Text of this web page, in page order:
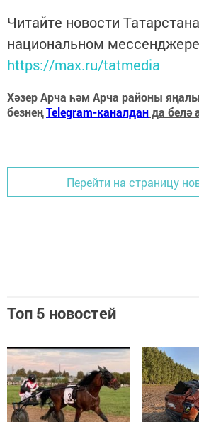
Читайте новости
национальном
https://max.ru/tatmedia
Хәзер Арча һәм Арча районы
безнеңTelegram-каналданда белә
Перейти на страницу
Топ 5 новостей